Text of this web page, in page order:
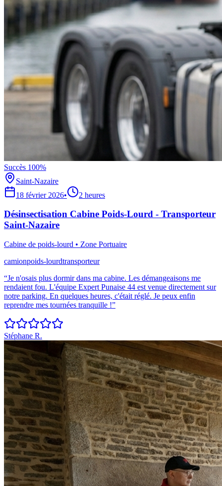
Succès 100%
Saint-Nazaire
18 février 2026• 2 heures
Désinsectisation Cabine Poids-Lourd - Transporteur
Saint-Nazaire
Cabine de poids-lourd • Zone Portuaire
camionpoids-lourdtransporteur
“Je n'osais plus dormir dans ma cabine. Les démangeaisons me
rendaient fou. L'équipe Expert Punaise 44 est venue directement sur
notre parking. En quelques heures, c'était réglé. Je peux enfin
reprendre mes tournées tranquille !”
Stéphane R.